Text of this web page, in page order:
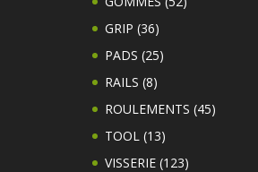
GRIP 3636
produits
PADS 2525
RAILS 88
produits
ROULEMENTS 4545
TOOL 1313
produits
VISSERIE 123123